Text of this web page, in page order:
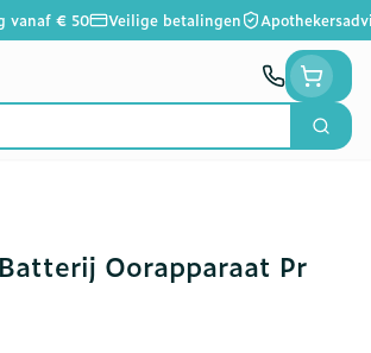
vanaf € 50 Veilige betalingen
Zoek
Oorapparaat Pr